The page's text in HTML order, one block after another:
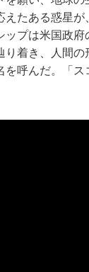
たある惑星
プは米国政
着き、人間
呼んだ。「